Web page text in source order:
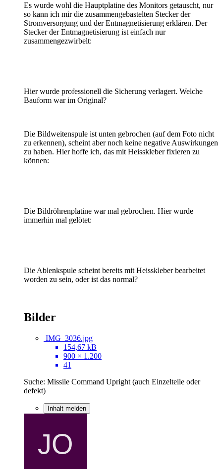
Es wurde wohl die Hauptplatine des Monitors getauscht, nur
so kann ich mir die zusammengebastelten Stecker der
Stromversorgung und der Entmagnetisierung erklären. Der
Stecker der Entmagnetisierung ist einfach nur
zusammengezwirbelt:
Hier wurde professionell die Sicherung verlagert. Welche
Bauform war im Original?
Die Bildweitenspule ist unten gebrochen (auf dem Foto nicht
zu erkennen), scheint aber noch keine negative Auswirkungen
zu haben. Hier hoffe ich, das mit Heisskleber fixieren zu
können:
Die Bildröhrenplatine war mal gebrochen. Hier wurde
immerhin mal gelötet:
Die Ablenkspule scheint bereits mit Heisskleber bearbeitet
worden zu sein, oder ist das normal?
Bilder
IMG_3036.jpg
154,67 kB
900 × 1.200
41
Suche: Missile Command Upright (auch Einzelteile oder
defekt)
Inhalt melden